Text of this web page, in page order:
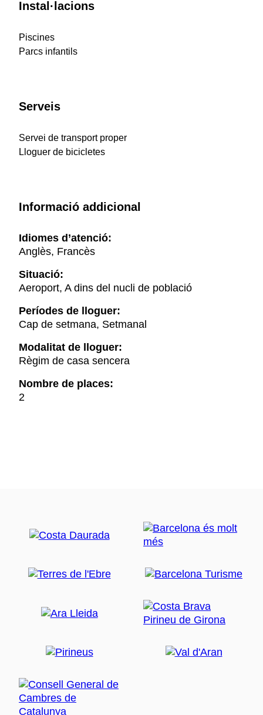
Instal·lacions
Piscines
Parcs infantils
Serveis
Servei de transport proper
Lloguer de bicicletes
Informació addicional
Idiomes d’atenció:
Anglès, Francès
Situació:
Aeroport, A dins del nucli de població
Períodes de lloguer:
Cap de setmana, Setmanal
Modalitat de lloguer:
Règim de casa sencera
Nombre de places:
2